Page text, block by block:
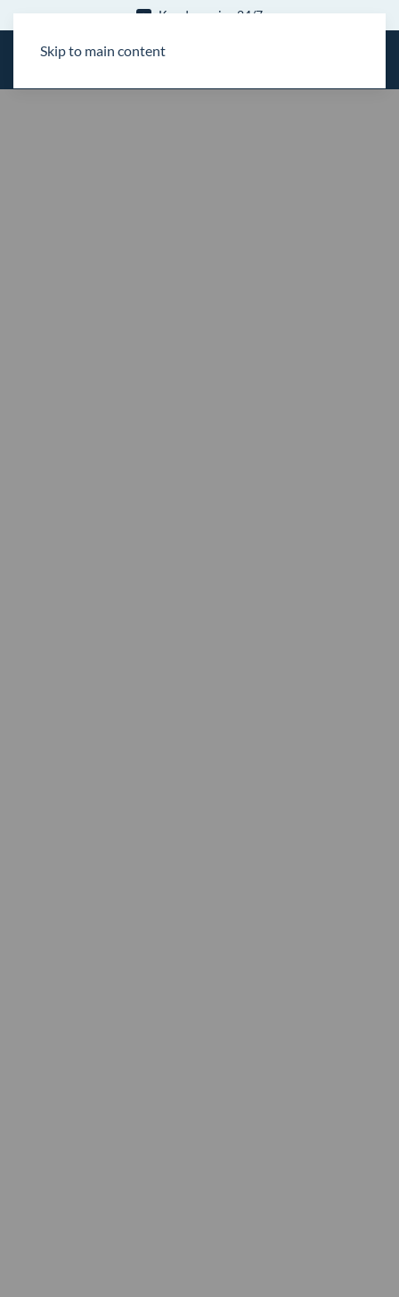
Skip to main content
24/7 15 års